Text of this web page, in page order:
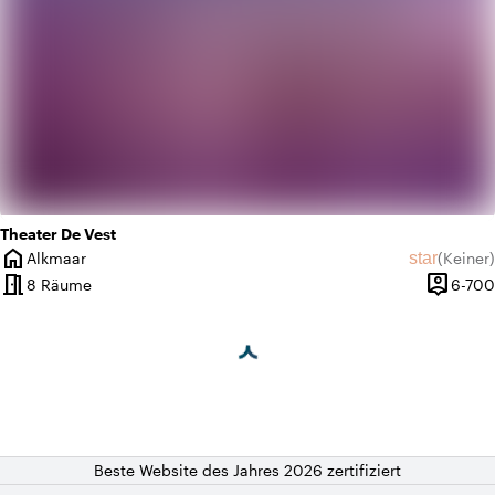
Theater De Vest
home
Ort
Alkmaar star(Keiner)
Keine
meeting_room8 Räume person_pin6-700
Beste Website des Jahres 2026 zertifiziert